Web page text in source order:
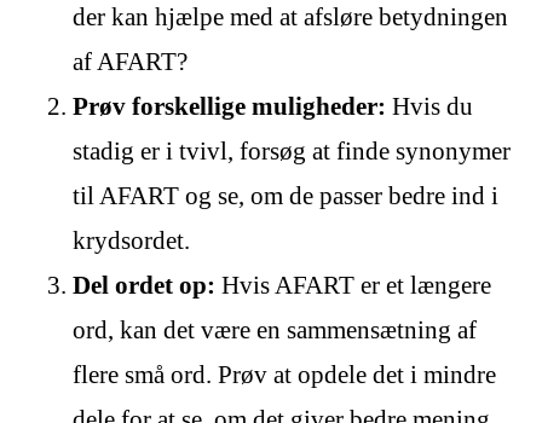
der kan hjælpe med at afsløre betydningen
af AFART?
Prøv forskellige muligheder: Hvis du
stadig er i tvivl, forsøg at finde synonymer
til AFART og se, om de passer bedre ind i
krydsordet.
Del ordet op: Hvis AFART er et længere
ord, kan det være en sammensætning af
flere små ord. Prøv at opdele det i mindre